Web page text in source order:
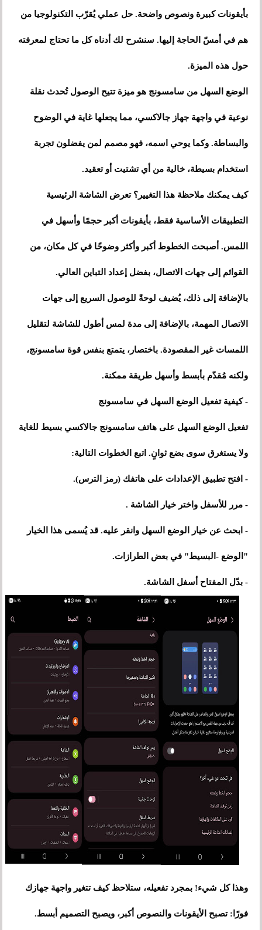
بأيقونات كبيرة ونصوص واضحة. حل عملي يُقرّب التكنولوجيا من
هم في أمسّ الحاجة إليها. سنشرح لك أدناه كل ما تحتاج لمعرفته
حول هذه الميزة.
الوضع السهل من سامسونج هو ميزة تتيح الوصول تُحدث نقلة
نوعية في واجهة جهاز جالاكسي، مما يجعلها غاية في الوضوح
والبساطة. وكما يوحي اسمه، فهو مصمم لمن يفضلون تجربة
استخدام بسيطة، خالية من أي تشتيت أو تعقيد.
كيف يمكنك ملاحظة هذا التغيير؟ تعرض الشاشة الرئيسية
التطبيقات الأساسية فقط، بأيقونات أكبر حجمًا وأسهل في
اللمس. أصبحت الخطوط أكبر وأكثر وضوحًا في كل مكان، من
القوائم إلى جهات الاتصال، بفضل إعداد التباين العالي.
بالإضافة إلى ذلك، يُضيف لوحةً للوصول السريع إلى جهات
الاتصال المهمة، بالإضافة إلى مدة لمس أطول للشاشة لتقليل
اللمسات غير المقصودة. باختصار، يتمتع بنفس قوة سامسونج،
ولكنه مُقدّم بأبسط وأسهل طريقة ممكنة.
- كيفية تفعيل الوضع السهل في سامسونج
تفعيل الوضع السهل على هاتف سامسونج جالاكسي بسيط للغاية
ولا يستغرق سوى بضع ثوانٍ. اتبع الخطوات التالية:
- افتح تطبيق الإعدادات على هاتفك (رمز الترس).
- مرر للأسفل واختر خيار الشاشة .
- ابحث عن خيار الوضع السهل وانقر عليه. قد يُسمى هذا الخيار
"الوضع -البسيط" في بعض الطرازات.
- بدّل المفتاح أسفل الشاشة.
وهذا كل شيء! بمجرد تفعيله، ستلاحظ كيف تتغير واجهة جهازك
فورًا: تصبح الأيقونات والنصوص أكبر، ويصبح التصميم أبسط.